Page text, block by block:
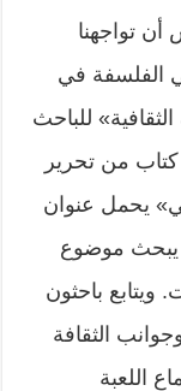
تواجهنا
الفلسفة في
الثقافية» للباحث
من تحرير
يحمل عنوان
وثقافات كرة القدم» (1999) يبحث موضوع
ويتابع باحثون
الثقافة
اللعبة